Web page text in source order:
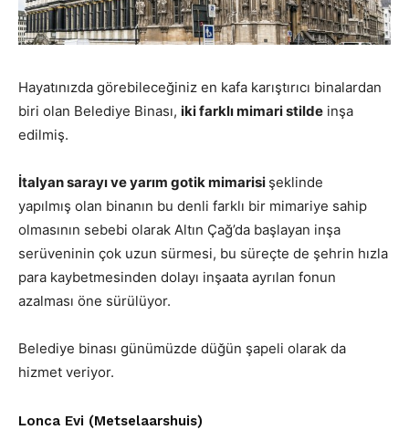
Hayatınızda görebileceğiniz en kafa karıştırıcı binalardan
biri olan Belediye Binası, iki farklı mimari stilde inşa
edilmiş.
İtalyan sarayı ve yarım gotik mimarisi şeklinde
yapılmış olan binanın bu denli farklı bir mimariye sahip
olmasının sebebi olarak Altın Çağ’da başlayan inşa
serüveninin çok uzun sürmesi, bu süreçte de şehrin hızla
para kaybetmesinden dolayı inşaata ayrılan fonun
azalması öne sürülüyor.
Belediye binası günümüzde düğün şapeli olarak da
hizmet veriyor.
Lonca Evi (Metselaarshuis)